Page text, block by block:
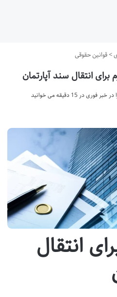
>قوانین حقوقی
انتقال سند آپارتمان
فوری در 15 دقیقه می خوانید
انتقال